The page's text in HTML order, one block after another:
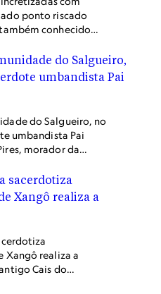
ponto riscado
conhecido
do Salgueiro, no
umbandista Pai
morador da
Xangô realiza a
Cais do